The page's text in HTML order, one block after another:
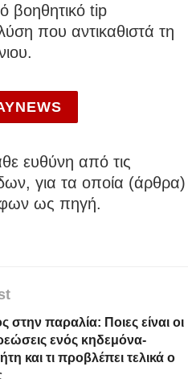
βοηθητικό tip
που αντικαθιστά τη
ευθύνη από τις
για τα οποία (άρθρα)
ως πηγή.
στην παραλία: Ποιες είναι οι
ενός κηδεμόνα-
και τι προβλέπει τελικά ο